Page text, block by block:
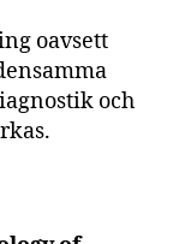
oavsett
och